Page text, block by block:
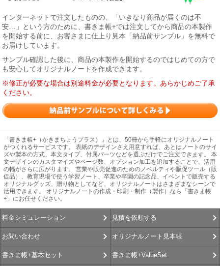
インターネットで注文したものの、「いきなり商品が届くのは不
安…」という方のために、書きま帳+では注文してから商品の本製作
を開始する前に、お客さまに仕上り見本「納品前サンプル」を無料で
お届けしています。
サンプル確認した後に、商品の本製作を開始するのではじめての方で
も安心してオリジナルノートを作成できます。
※修正が必要な場合は別途料金が必要となります。あらかじめご了承
ください。
「書きま帳+（かきまちょうプラス）」とは、50冊から手軽にオリジナルノート
がつくれるサービスです。 表紙のデザインさえ用意すれば、あとはノートのサイ
ズや製本の方式、本文タイプ、付属パーツなどを選ぶだけでご注文できます。 本
文デザインのカスタマイズやページ数、オプション加工を追加することで、活用
の幅がさらに広がります。 営業や販売促進のためのノベルティや販促ツール（販
促品）、教育現場で使う学習ノート、卒業や卒園の記念品、イベントで販売する
オリジナルグッズ、贈り物としてなど、オリジナルノートはさまざまなシーンで
活用できます。 オリジナルノートの作成・印刷・制作（製作）なら「書きま帳
+」にお任せください。
料金シミュレーション 見積を依頼する
お問い合わせ オリジナルノート見本帳
書きま帳+基本セット 書きま帳+ValueSet